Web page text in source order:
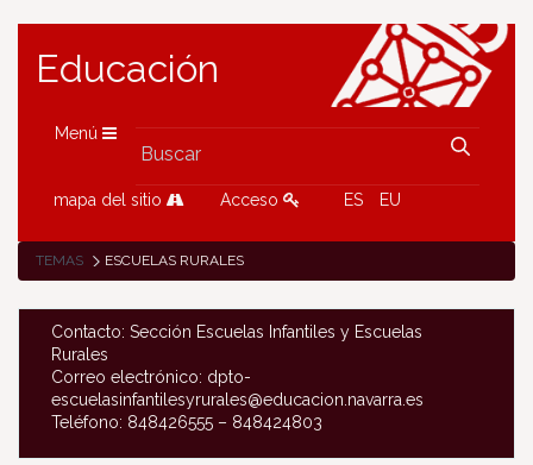
Educación
Menú
mapa del sitio Acceso ES EU
TEMAS ESCUELAS RURALES
Contacto: Sección Escuelas Infantiles y Escuelas
Rurales
Correo electrónico: dpto-
escuelasinfantilesyrurales@educacion.navarra.es
Teléfono: 848426555 – 848424803